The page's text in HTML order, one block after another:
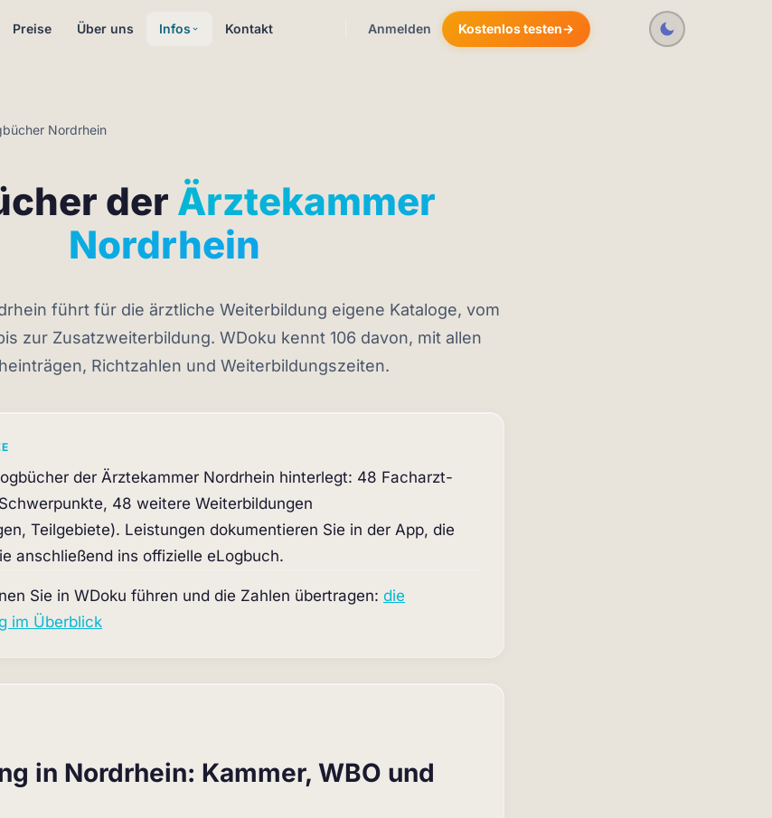
Preise Über uns Infos Kontakt Anmelden Kostenlos testen→
Nordrhein
der Ärztekammer
Nordrhein
führt für die ärztliche Weiterbildung eigene Kataloge, vom
zur Zusatzweiterbildung. WDoku kennt 106 davon, mit allen
Richtzahlen und Weiterbildungszeiten.
der Ärztekammer Nordrhein hinterlegt: 48 Facharzt-
48 weitere Weiterbildungen
Teilgebiete). Leistungen dokumentieren Sie in der App, die
anschließend ins offizielle eLogbuch.
Sie in WDoku führen und die Zahlen übertragen: die
im Überblick
in Nordrhein: Kammer, WBO und